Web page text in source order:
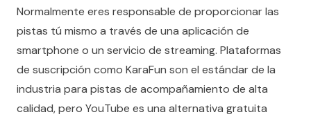
Normalmente eres responsable de proporcionar las
pistas tú mismo a través de una aplicación de
smartphone o un servicio de streaming. Plataformas
de suscripción como KaraFun son el estándar de la
industria para pistas de acompañamiento de alta
calidad, pero YouTube es una alternativa gratuita